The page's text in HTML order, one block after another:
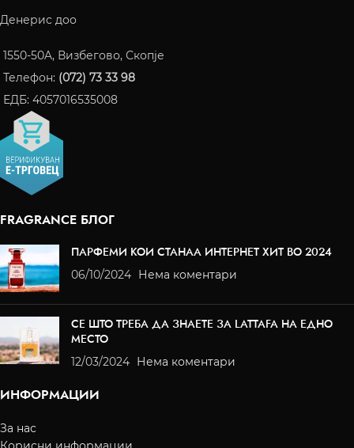
Денерис доо
1550-50A, Визбегово, Скопје
Телефон: (072) 73 33 98
ЕДБ: 4057016535008
FRAGRANCE БЛОГ
ПАРФЕМИ КОИ СТАНАА ИНТЕРНЕТ ХИТ ВО 2024
06/10/2024 Нема коментари
СЕ ШТО ТРЕБА ДА ЗНАЕТЕ ЗА LATTAFA НА ЕДНО
МЕСТО
12/03/2024 Нема коментари
ИНФОРМАЦИИ
За нас